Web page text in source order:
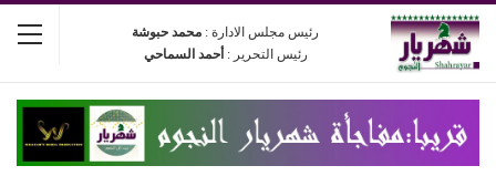
رئيس مجلس الادارة : محمد حبوشة
رئيس التحرير : أحمد السماحي